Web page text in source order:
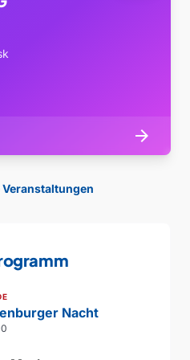
arrow_forward
Veranstaltungen
Nacht